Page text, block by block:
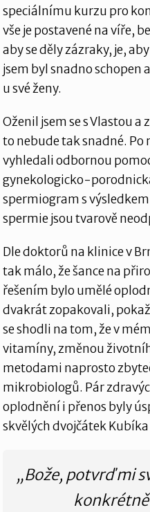
speciálnímu kurzu pro
vše je postavené na víře,
aby se děly zázraky, je,
jsem byl snadno schopen
u své ženy.
Oženil jsem se s Vlastou
to nebude tak snadné. Po
vyhledali odbornou
gynekologicko-
spermiogram s
spermie jsou tvarově
Dle doktorů na klinice v
tak málo, že šance na
řešením bylo umělé
dvakrát zopakovali,
se shodli na tom, že v
vitamíny, změnou
metodami naprosto
mikrobiologů. Pár
oplodnění i přenos byly
skvělých dvojčátek
„Bože, potvrď mi
konkrétně